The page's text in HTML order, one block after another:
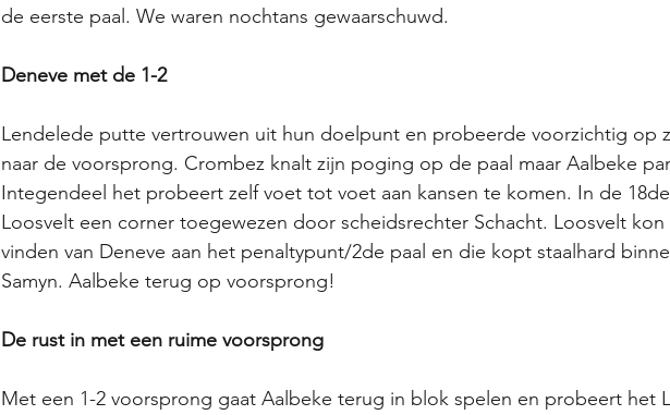
de eerste paal. We waren nochtans gewaarschuwd.
Deneve met de 1-2
Lendelede putte vertrouwen uit hun doelpunt en probeerde voorzichtig op
naar de voorsprong. Crombez knalt zijn poging op de paal maar Aalbeke
Integendeel het probeert zelf voet tot voet aan kansen te komen. In de
Loosvelt een corner toegewezen door scheidsrechter Schacht. Loosvelt
vinden van Deneve aan het penaltypunt/2de paal en die kopt staalhard
Samyn. Aalbeke terug op voorsprong!
De rust in met een ruime voorsprong
Met een 1-2 voorsprong gaat Aalbeke terug in blok spelen en probeert het